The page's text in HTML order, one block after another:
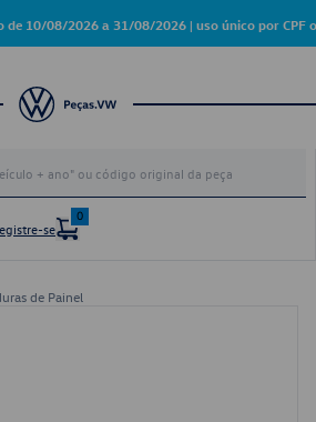
de 10/08/2026 a 31/08/2026 | uso único por CPF
se
0
de Painel